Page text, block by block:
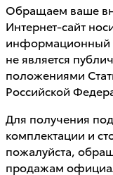
Обращаем ваше
Интернет-сайт
информационный
не является
положениями
Российской
Для получения
комплектации и
пожалуйста,
продажам